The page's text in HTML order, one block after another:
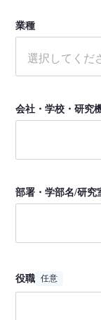
業種
選択してくだ
会社・学校・研究
部署・学部名/研究
役職 任意